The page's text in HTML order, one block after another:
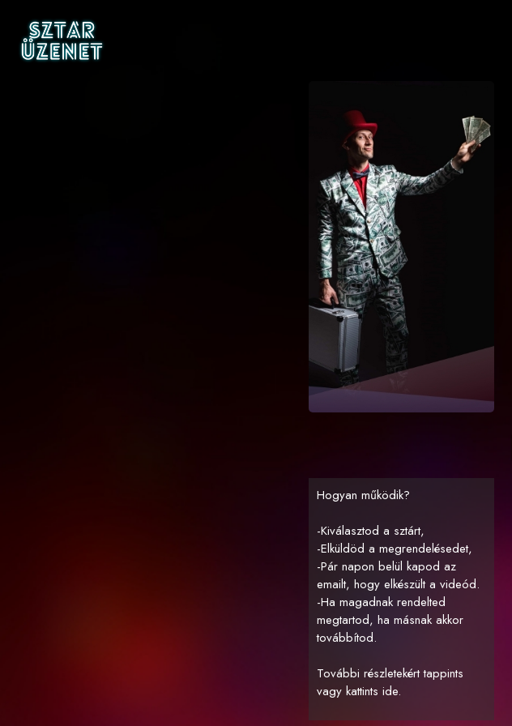
Hogyan működik?
-Kiválasztod a sztárt,
-Elküldöd a megrendelésedet,
-Pár napon belül kapod az
emailt, hogy elkészült a videód.
-Ha magadnak rendelted
megtartod, ha másnak akkor
továbbítod.
További részletekért tappints
vagy kattints ide.